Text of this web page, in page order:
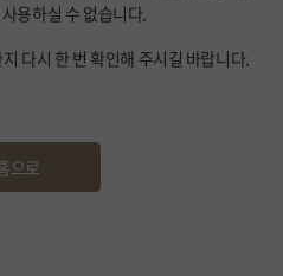
용하실 수 없습니다.
다시 한 번 확인해 주시길 바랍니다.
으로